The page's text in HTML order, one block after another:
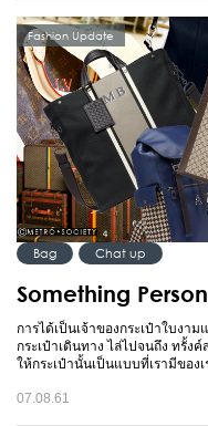
Fashion Update
Bag Chat up
Something
การได้เป็นเจ้าของกระเป๋าใบงา
กระเป๋าเดินทาง ไล่ไปจนถึง ทรั้ง
ให้กระเป๋านั้นเป็นแบบที่เรามีของ
07.08.61